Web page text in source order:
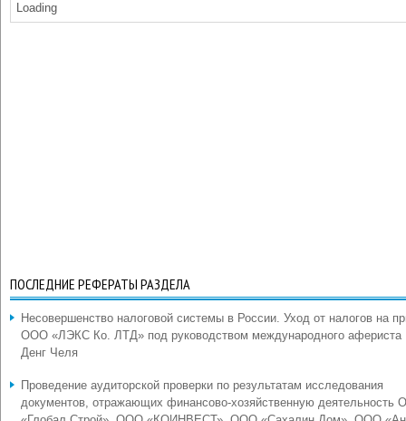
Loading
ПОСЛЕДНИЕ РЕФЕРАТЫ РАЗДЕЛА
Несовершенство налоговой системы в России. Уход от налогов на
ООО «ЛЭКС Ко. ЛТД» под руководством международного
Денг Челя
Проведение аудиторской проверки по результатам исследования
документов, отражающих финансово-хозяйственную деятельность